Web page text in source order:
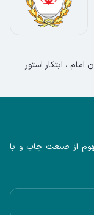
، ابتکار استور